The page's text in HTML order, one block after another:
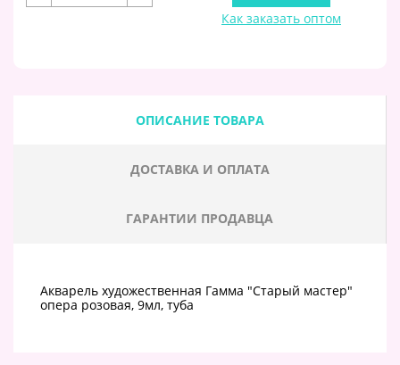
Как заказать оптом
ОПИСАНИЕ ТОВАРА
ДОСТАВКА И ОПЛАТА
ГАРАНТИИ ПРОДАВЦА
Акварель художественная Гамма "Старый мастер"
опера розовая, 9мл, туба